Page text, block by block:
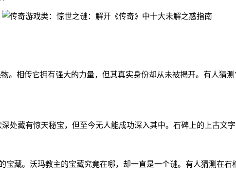
。相传它拥有强大的力量，但其真实身份却从未被揭开。有人猜
处藏有惊天秘宝，但至今无人能成功深入其中。石碑上的上古文
藏。沃玛教主的宝藏究竟在哪，却一直是一个谜。有人猜测在石